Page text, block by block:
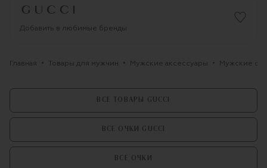
Добавить в любимые бренды
Главная Товары для мужчин Мужские аксессуары Мужские
ВСЕ ТОВАРЫ GUCCI
ВСЕ ОЧКИ GUCCI
ВСЕ ОЧКИ